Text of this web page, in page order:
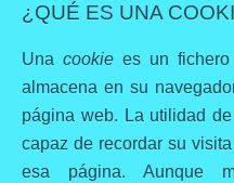
¿QUÉ ES UNA
Una cookie es un
almacena en su
página web. La utilidad
capaz de recordar su
esa página. Aunque